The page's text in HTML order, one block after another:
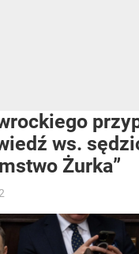
ws.
Żurka”